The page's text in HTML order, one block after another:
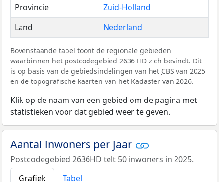
Provincie
Zuid-Holland
Land
Nederland
Bovenstaande tabel toont de regionale gebieden
waarbinnen het postcodegebied 2636 HD zich bevindt. Dit
is op basis van de gebiedsindelingen van het CBS van 2025
en de topografische kaarten van het Kadaster van 2026.
Klik op de naam van een gebied om de pagina met
statistieken voor dat gebied weer te geven.
Aantal inwoners per jaar
Postcodegebied 2636HD telt 50 inwoners in 2025.
Grafiek
Tabel